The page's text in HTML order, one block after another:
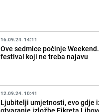
16.09.24. 14:11
Ove sedmice počinje
festival koji ne treba najavu
12.09.24. 10:41
Ljubitelji umjetnosti, evo gdje